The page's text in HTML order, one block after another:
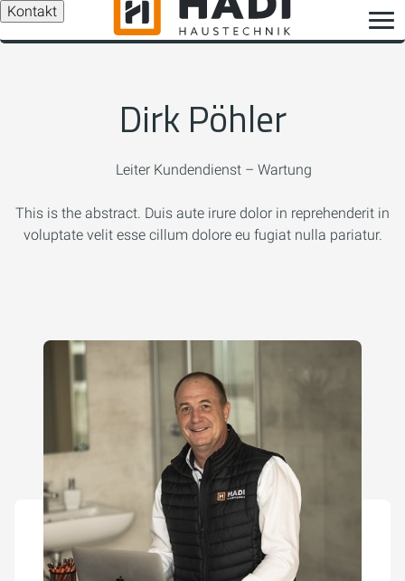
Kontakt
Dirk Pöhler
Leiter Kundendienst – Wartung
This is the abstract. Duis aute irure dolor in reprehenderit in
voluptate velit esse cillum dolore eu fugiat nulla pariatur.